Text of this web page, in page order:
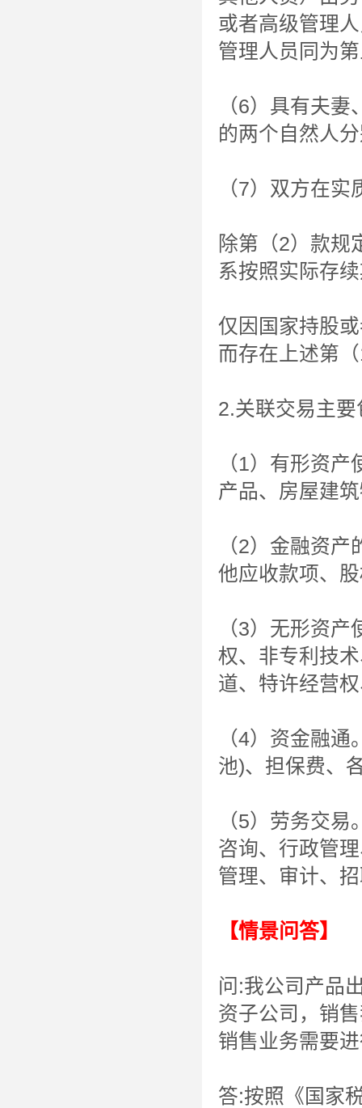
或者高级管理
管理人员同为
（6）具有夫
的两个自然人
（7）双方在
除第（2）款规
系按照实际存
仅因国家持股
而存在上述第
2.关联交易主要
（1）有形资
产品、房屋建
（2）金融资
他应收款项、
（3）无形资
权、非专利技
道、特许经营
（4）资金融
池)、担保费、
（5）劳务交
咨询、行政管
管理、审计、
【情景问答】
问:我公司产品
资子公司，销
销售业务需要
答:按照《国家